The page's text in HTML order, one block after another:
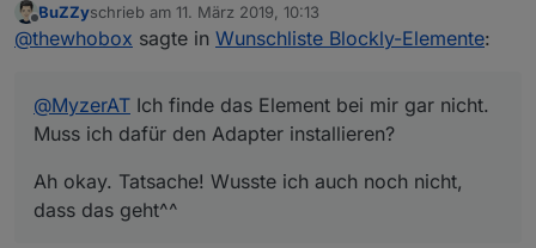
Ah okay. Tatsache! Wusste ich auch noch nicht,
dass das geht^^
Offline
BuZZyschrieb am 11. März 2019, 10:13
zuletzt editiert von
@thewhobox sagte in Wunschliste Blockly-Elemente:
@MyzerAT Ich finde das Element bei mir gar nicht.
Muss ich dafür den Adapter installieren?
Ah okay. Tatsache! Wusste ich auch noch nicht,
dass das geht^^